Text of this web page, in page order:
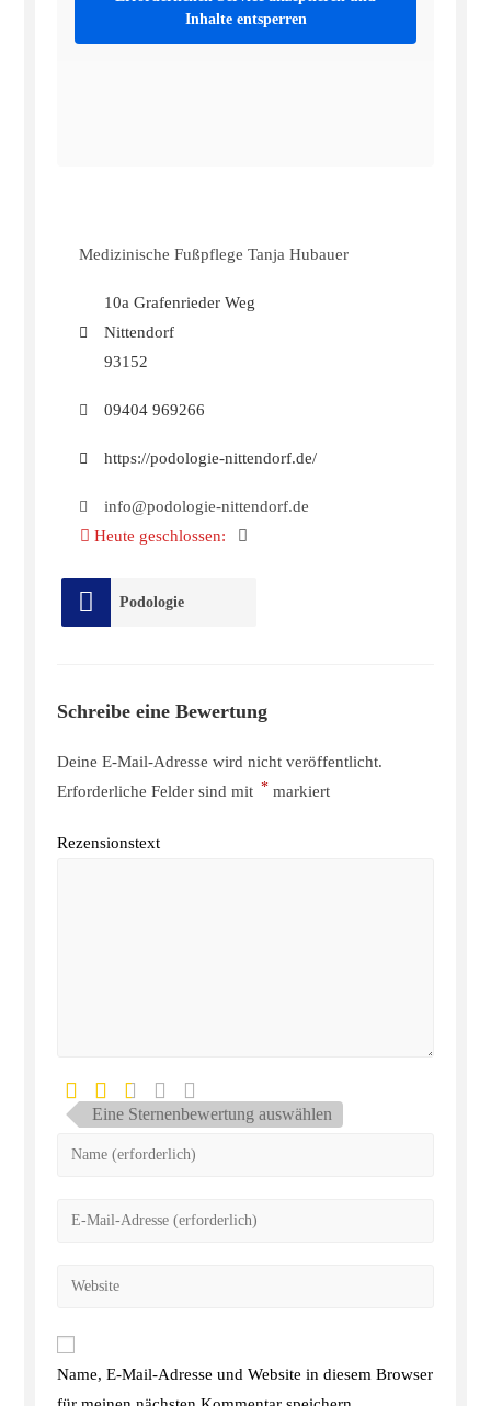
Inhalte entsperren
Medizinische Fußpflege Tanja Hubauer
10a Grafenrieder Weg
Nittendorf
93152
09404 969266
https://podologie-nittendorf.de/
info@podologie-nittendorf.de
Heute geschlossen:
Podologie
Schreibe eine Bewertung
Deine E-Mail-Adresse wird nicht veröffentlicht.
Erforderliche Felder sind mit * markiert
Rezensionstext
Eine Sternenbewertung auswählen
Name, E-Mail-Adresse und Website in diesem Browser